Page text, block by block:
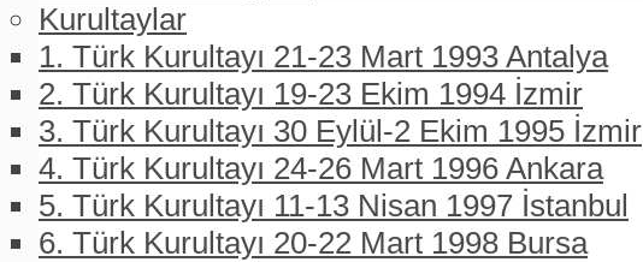
Kurultaylar
1. Türk Kurultayı 21-23 Mart 1993 Antalya
2. Türk Kurultayı 19-23 Ekim 1994 İzmir
3. Türk Kurultayı 30 Eylül-2 Ekim 1995 İzmir
4. Türk Kurultayı 24-26 Mart 1996 Ankara
5. Türk Kurultayı 11-13 Nisan 1997 İstanbul
6. Türk Kurultayı 20-22 Mart 1998 Bursa